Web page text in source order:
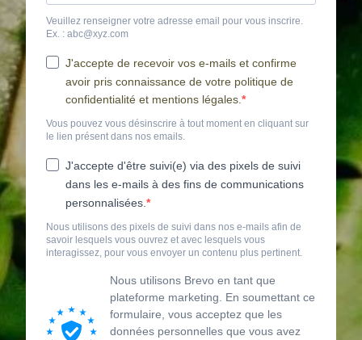
Veuillez renseigner votre adresse email pour vous inscrire.
Ex. : abc@xyz.com
J'accepte de recevoir vos e-mails et confirme
avoir pris connaissance de votre politique de
confidentialité et mentions légales.
Vous pouvez vous désinscrire à tout moment en cliquant sur
le lien présent dans nos emails.
J'accepte d'être suivi(e) via des pixels de suivi
dans les e-mails à des fins de communications
personnalisées.
Nous utilisons des pixels de suivi dans nos e-mails afin de
savoir lesquels vous ouvrez et avec lesquels vous
interagissez, pour vous envoyer un contenu plus pertinent.
Nous utilisons Brevo en tant que
plateforme marketing. En soumettant ce
formulaire, vous acceptez que les
données personnelles que vous avez